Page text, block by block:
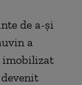
de a-şi
a
imobilizat